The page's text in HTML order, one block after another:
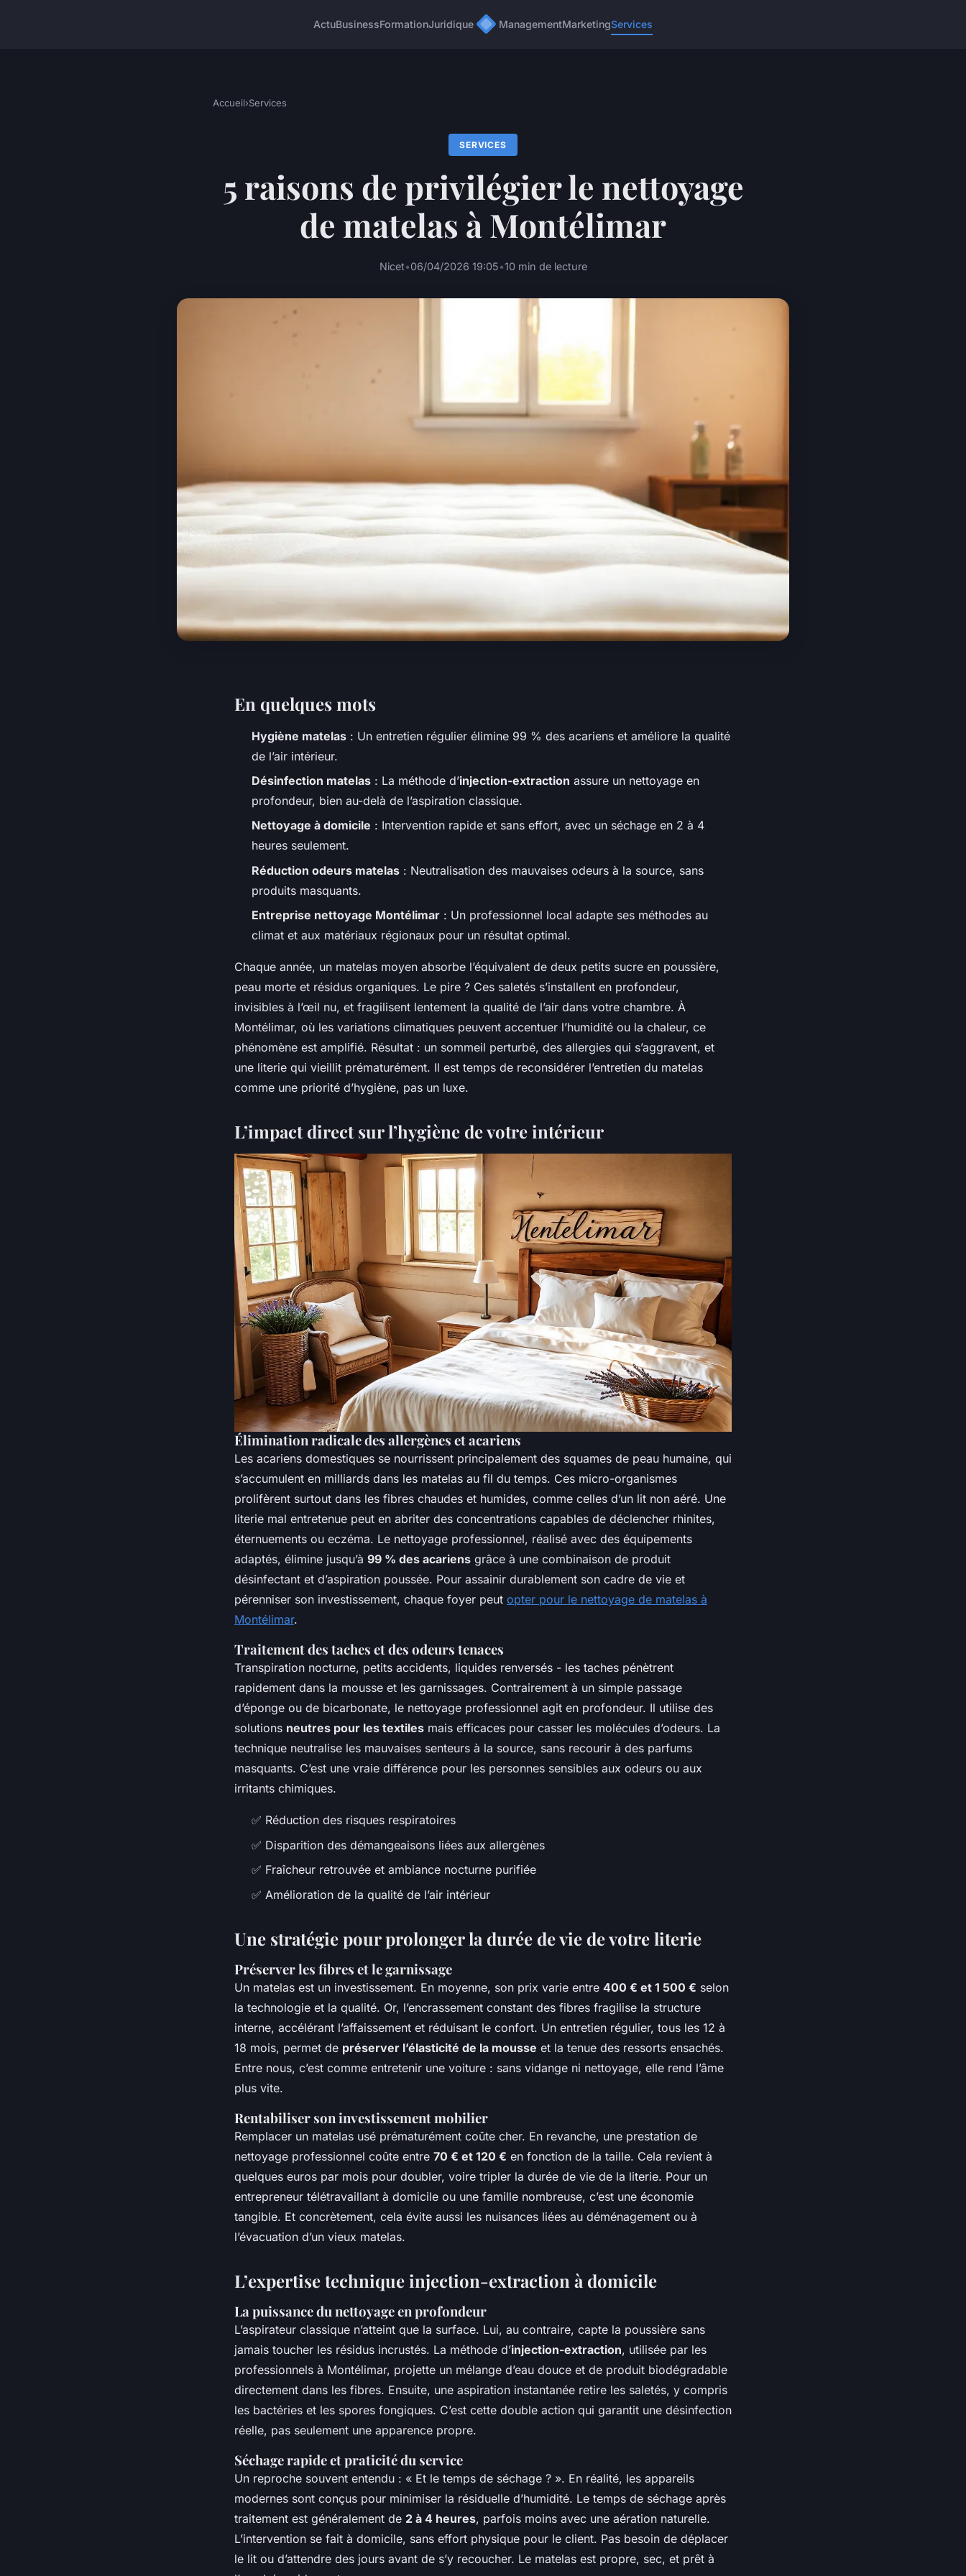
ActuBusinessFormationJuridique ManagementMarketingServices
Accueil›Services
SERVICES
5 raisons de privilégier le nettoyage
de matelas à Montélimar
Nicet•06/04/2026 19:05•10 min de lecture
En quelques mots
Hygiène matelas : Un entretien régulier élimine 99 % des acariens et améliore la qualité
de l’air intérieur.
Désinfection matelas : La méthode d’injection-extraction assure un nettoyage en
profondeur, bien au-delà de l’aspiration classique.
Nettoyage à domicile : Intervention rapide et sans effort, avec un séchage en 2 à 4
heures seulement.
Réduction odeurs matelas : Neutralisation des mauvaises odeurs à la source, sans
produits masquants.
Entreprise nettoyage Montélimar : Un professionnel local adapte ses méthodes au
climat et aux matériaux régionaux pour un résultat optimal.
Chaque année, un matelas moyen absorbe l’équivalent de deux petits sucre en poussière,
peau morte et résidus organiques. Le pire ? Ces saletés s’installent en profondeur,
invisibles à l’œil nu, et fragilisent lentement la qualité de l’air dans votre chambre. À
Montélimar, où les variations climatiques peuvent accentuer l’humidité ou la chaleur, ce
phénomène est amplifié. Résultat : un sommeil perturbé, des allergies qui s’aggravent, et
une literie qui vieillit prématurément. Il est temps de reconsidérer l’entretien du matelas
comme une priorité d’hygiène, pas un luxe.
L’impact direct sur l’hygiène de votre intérieur
Élimination radicale des allergènes et acariens
Les acariens domestiques se nourrissent principalement des squames de peau humaine, qui
s’accumulent en milliards dans les matelas au fil du temps. Ces micro-organismes
prolifèrent surtout dans les fibres chaudes et humides, comme celles d’un lit non aéré. Une
literie mal entretenue peut en abriter des concentrations capables de déclencher rhinites,
éternuements ou eczéma. Le nettoyage professionnel, réalisé avec des équipements
adaptés, élimine jusqu’à 99 % des acariens grâce à une combinaison de produit
désinfectant et d’aspiration poussée. Pour assainir durablement son cadre de vie et
pérenniser son investissement, chaque foyer peut opter pour le nettoyage de matelas à
Montélimar.
Traitement des taches et des odeurs tenaces
Transpiration nocturne, petits accidents, liquides renversés - les taches pénètrent
rapidement dans la mousse et les garnissages. Contrairement à un simple passage
d’éponge ou de bicarbonate, le nettoyage professionnel agit en profondeur. Il utilise des
solutions neutres pour les textiles mais efficaces pour casser les molécules d’odeurs. La
technique neutralise les mauvaises senteurs à la source, sans recourir à des parfums
masquants. C’est une vraie différence pour les personnes sensibles aux odeurs ou aux
irritants chimiques.
✅ Réduction des risques respiratoires
✅ Disparition des démangeaisons liées aux allergènes
✅ Fraîcheur retrouvée et ambiance nocturne purifiée
✅ Amélioration de la qualité de l’air intérieur
Une stratégie pour prolonger la durée de vie de votre literie
Préserver les fibres et le garnissage
Un matelas est un investissement. En moyenne, son prix varie entre 400 € et 1 500 € selon
la technologie et la qualité. Or, l’encrassement constant des fibres fragilise la structure
interne, accélérant l’affaissement et réduisant le confort. Un entretien régulier, tous les 12 à
18 mois, permet de préserver l’élasticité de la mousse et la tenue des ressorts ensachés.
Entre nous, c’est comme entretenir une voiture : sans vidange ni nettoyage, elle rend l’âme
plus vite.
Rentabiliser son investissement mobilier
Remplacer un matelas usé prématurément coûte cher. En revanche, une prestation de
nettoyage professionnel coûte entre 70 € et 120 € en fonction de la taille. Cela revient à
quelques euros par mois pour doubler, voire tripler la durée de vie de la literie. Pour un
entrepreneur télétravaillant à domicile ou une famille nombreuse, c’est une économie
tangible. Et concrètement, cela évite aussi les nuisances liées au déménagement ou à
l’évacuation d’un vieux matelas.
L’expertise technique injection-extraction à domicile
La puissance du nettoyage en profondeur
L’aspirateur classique n’atteint que la surface. Lui, au contraire, capte la poussière sans
jamais toucher les résidus incrustés. La méthode d’injection-extraction, utilisée par les
professionnels à Montélimar, projette un mélange d’eau douce et de produit biodégradable
directement dans les fibres. Ensuite, une aspiration instantanée retire les saletés, y compris
les bactéries et les spores fongiques. C’est cette double action qui garantit une désinfection
réelle, pas seulement une apparence propre.
Séchage rapide et praticité du service
Un reproche souvent entendu : « Et le temps de séchage ? ». En réalité, les appareils
modernes sont conçus pour minimiser la résiduelle d’humidité. Le temps de séchage après
traitement est généralement de 2 à 4 heures, parfois moins avec une aération naturelle.
L’intervention se fait à domicile, sans effort physique pour le client. Pas besoin de déplacer
le lit ou d’attendre des jours avant de s’y recoucher. Le matelas est propre, sec, et prêt à